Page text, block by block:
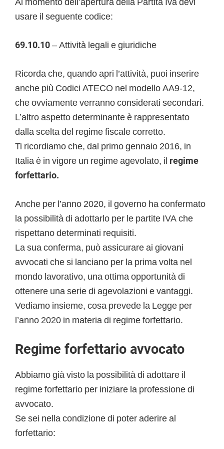
usare il seguente codice:
69.10.10– Attività legali e giuridiche
Ricorda che, quando apri l’attività, puoi inserire
anche più Codici ATECO nel modello AA9-12,
che ovviamente verranno considerati secondari.
L’altro aspetto determinante è rappresentato
dalla scelta del regime fiscale corretto.
Ti ricordiamo che, dal primo gennaio 2016, in
Italia è in vigore un regime agevolato, il regime
forfettario.
Anche per l’anno 2020, il governo ha confermato
la possibilità di adottarlo per le partite IVA che
rispettano determinati requisiti.
La sua conferma, può assicurare ai giovani
avvocati che si lanciano per la prima volta nel
mondo lavorativo, una ottima opportunità di
ottenere una serie di agevolazioni e vantaggi.
Vediamo insieme, cosa prevede la Legge per
l’anno 2020 in materia di regime forfettario.
Regime forfettario avvocato
Abbiamo già visto la possibilità di adottare il
regime forfettario per iniziare la professione di
avvocato.
Se sei nella condizione di poter aderire al
forfettario: